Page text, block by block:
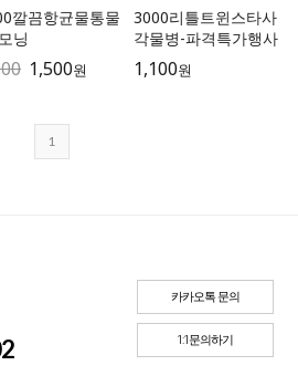
깔끔항균물통물
닝
1,500원
3000리틀트윈스타사
각물병-파격특가행사
1,100원
1
카카오톡 문의
1:1문의하기